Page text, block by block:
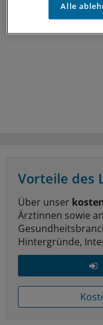
Vorteile des
Über unser
Ärztinnen sowie
Hintergründe,
Alle